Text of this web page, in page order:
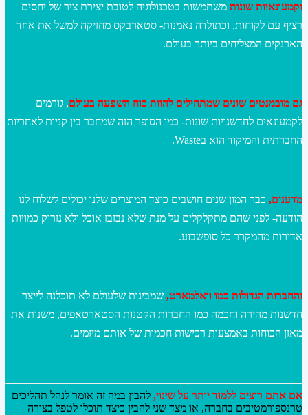
וקמעונאיות שונות משתמשות בטכנולוגיה לטובת יצירת ציר של יחסים
רציף עם לקוחות, וכתולדה נאמנות- סטארבקס מחזיקה למשל את אחד
הארנקים המצליחים ביותר בעולם.
גם מובמנטים שונים שמתחילים להוות כוח השפעה בעולם, גורמים
לקמעונאים לחדשנויות שונות- כמו הסופר הזה שמחבר בין קניות לאחריות
החברתית והמיקוד הוא בWaste.
מדענים, כבר המון שנים חושבים כיצד המוצרים שלנו יכולים לשלוח לנו
הודעה- לפני שהם מתקלקלים על מנת שלא נבזבז אוכל ולא נזרוק כמויות
אדירות מהמקרר כל סופשבוע.
והחברות הגדולות כמו וואלמארט, שמבינות שלעולם לא תוכלנה לייצר
חדשנות מהירה וחכמה כמו החברות הקטנות הסטארטאפים, משנות את
מאזן הכוחות באמצעות רכישות חכמות של אותם מיזמים.
אם אתם רוצים ללמוד יותר על שינוי, להבין במה זה אומר לנהל תהליכים
טרנספורמטיבים בחברה, או מצד שני להבין כיצד תוכלו לטפל בצורה